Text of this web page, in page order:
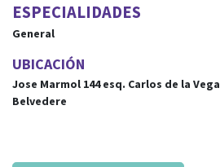
ESPECIALIDADES
General
UBICACIÓN
Jose Marmol 144esq. Carlos de la Vega
Belvedere